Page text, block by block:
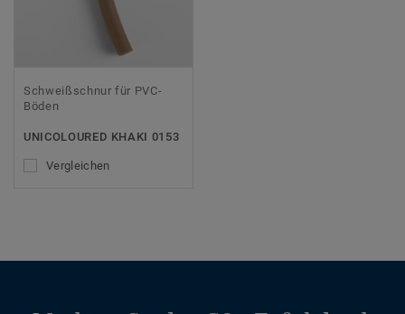
Schweißschnur für PVC-
Böden
UNICOLOURED KHAKI 0153
Vergleichen